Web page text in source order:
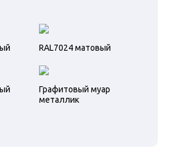
RAL7024 матовый
Графитовый муар
металлик